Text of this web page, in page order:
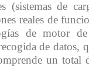
(sistemas de
reales de
de motor
de datos,
un total